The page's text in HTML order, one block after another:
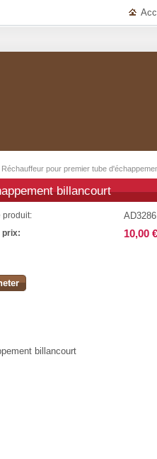
Réchauffeur pour premier tube
billancourt
produit: AD3286
prix: 10,00 €
billancourt